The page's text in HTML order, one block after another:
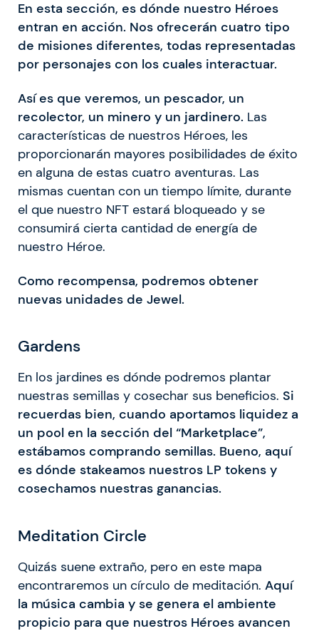
En esta sección, es dónde nuestro Héroes
entran en acción. Nos ofrecerán cuatro tipo
de misiones diferentes, todas representadas
por personajes con los cuales interactuar.
Así es que veremos, un pescador, un
recolector, un minero y un jardinero. Las
características de nuestros Héroes, les
proporcionarán mayores posibilidades de éxito
en alguna de estas cuatro aventuras. Las
mismas cuentan con un tiempo límite, durante
el que nuestro NFT estará bloqueado y se
consumirá cierta cantidad de energía de
nuestro Héroe.
Como recompensa, podremos obtener
nuevas unidades de Jewel.
Gardens
En los jardines es dónde podremos plantar
nuestras semillas y cosechar sus beneficios. Si
recuerdas bien, cuando aportamos liquidez a
un pool en la sección del “Marketplace”,
estábamos comprando semillas. Bueno, aquí
es dónde stakeamos nuestros LP tokens y
cosechamos nuestras ganancias.
Meditation Circle
Quizás suene extraño, pero en este mapa
encontraremos un círculo de meditación. Aquí
la música cambia y se genera el ambiente
propicio para que nuestros Héroes avancen